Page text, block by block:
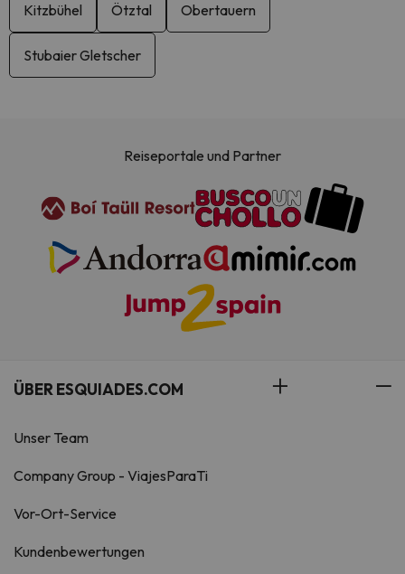
Kitzbühel Ötztal Obertauern
Stubaier Gletscher
Reiseportale und Partner
ÜBER ESQUIADES.COM
Unser Team
Company Group - ViajesParaTi
Vor-Ort-Service
Kundenbewertungen